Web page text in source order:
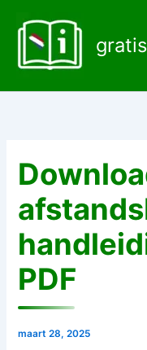
naar
inhoud
PDF
maart 28, 2025